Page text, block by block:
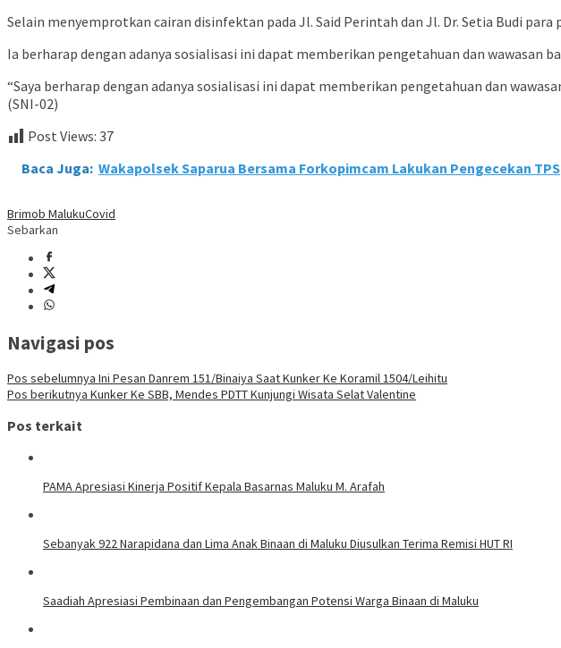
Selain menyemprotkan cairan disinfektan pada Jl. Said Perintah dan Jl. Dr. Setia Budi
Ia berharap dengan adanya sosialisasi ini dapat memberikan pengetahuan dan wawasan
“Saya berharap dengan adanya sosialisasi ini dapat memberikan pengetahuan dan
(SNI-02)
Post Views: 37
Baca Juga: Wakapolsek Saparua Bersama Forkopimcam Lakukan Pengecekan TPS
Brimob MalukuCovid
Sebarkan
Navigasi pos
Pos sebelumnya Ini Pesan Danrem 151/Binaiya Saat Kunker Ke Koramil 1504/Leihitu
Pos berikutnya Kunker Ke SBB, Mendes PDTT Kunjungi Wisata Selat Valentine
Pos terkait
PAMA Apresiasi Kinerja Positif Kepala Basarnas Maluku M. Arafah
Sebanyak 922 Narapidana dan Lima Anak Binaan di Maluku Diusulkan Terima Remisi HUT RI
Saadiah Apresiasi Pembinaan dan Pengembangan Potensi Warga Binaan di Maluku